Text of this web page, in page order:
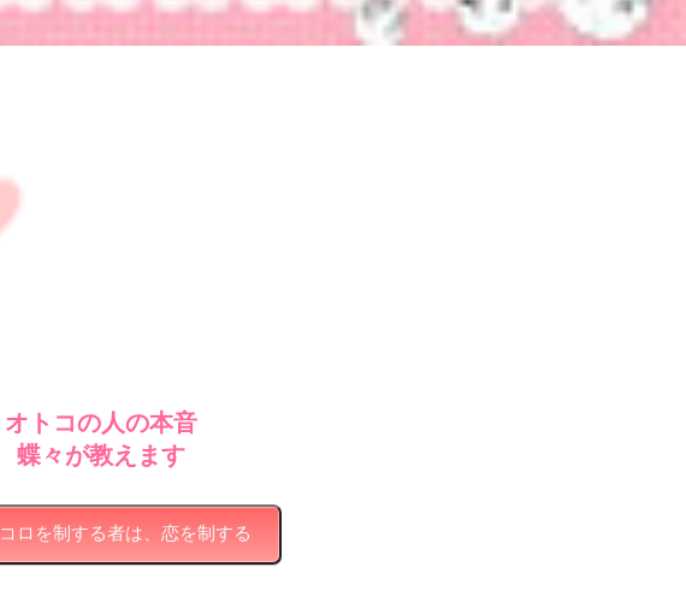
オトコの人の本音
蝶々が教えます